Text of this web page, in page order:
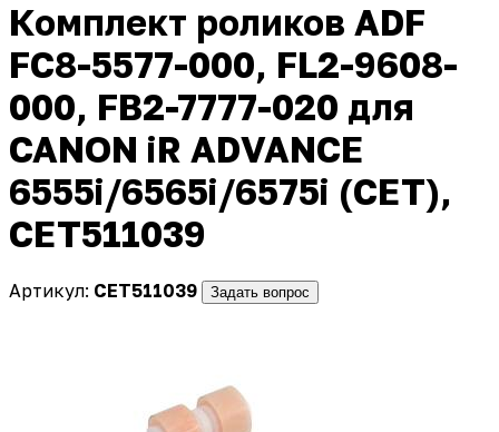
Комплект роликов ADF
FC8-5577-000, FL2-9608-
000, FB2-7777-020 для
CANON iR ADVANCE
6555i/6565i/6575i (CET),
CET511039
Артикул: CET511039 Задать вопрос